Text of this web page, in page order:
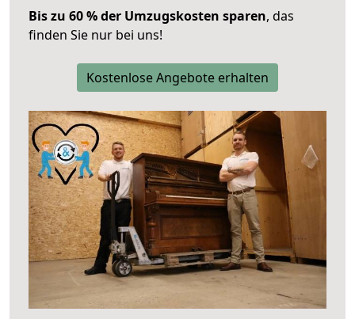
Bis zu 60 % der Umzugskosten sparen, das
finden Sie nur bei uns!
Kostenlose Angebote erhalten